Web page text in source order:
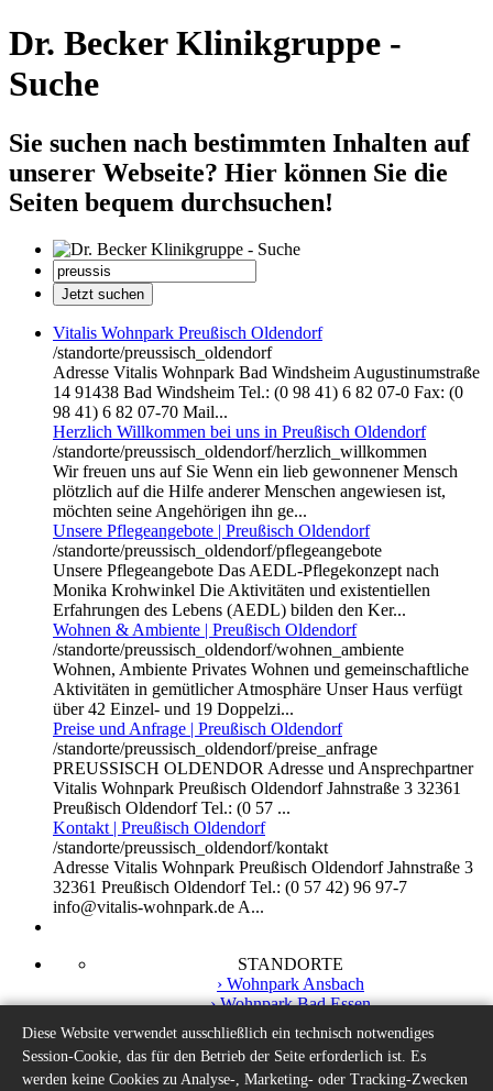
Dr. Becker Klinikgruppe -
Suche
Sie suchen nach bestimmten Inhalten auf
unserer Webseite? Hier können Sie die
Seiten bequem durchsuchen!
Vitalis Wohnpark Preußisch Oldendorf
/standorte/preussisch_oldendorf
Adresse Vitalis Wohnpark Bad Windsheim Augustinumstraße
14 91438 Bad Windsheim Tel.: (0 98 41) 6 82 07-0 Fax: (0
98 41) 6 82 07-70 Mail...
Herzlich Willkommen bei uns in Preußisch Oldendorf
/standorte/preussisch_oldendorf/herzlich_willkommen
Wir freuen uns auf Sie Wenn ein lieb gewonnener Mensch
plötzlich auf die Hilfe anderer Menschen angewiesen ist,
möchten seine Angehörigen ihn ge...
Unsere Pflegeangebote | Preußisch Oldendorf
/standorte/preussisch_oldendorf/pflegeangebote
Unsere Pflegeangebote Das AEDL-Pflegekonzept nach
Monika Krohwinkel Die Aktivitäten und existentiellen
Erfahrungen des Lebens (AEDL) bilden den Ker...
Wohnen & Ambiente | Preußisch Oldendorf
/standorte/preussisch_oldendorf/wohnen_ambiente
Wohnen, Ambiente Privates Wohnen und gemeinschaftliche
Aktivitäten in gemütlicher Atmosphäre Unser Haus verfügt
über 42 Einzel- und 19 Doppelzi...
Preise und Anfrage | Preußisch Oldendorf
/standorte/preussisch_oldendorf/preise_anfrage
PREUSSISCH OLDENDOR Adresse und Ansprechpartner
Vitalis Wohnpark Preußisch Oldendorf Jahnstraße 3 32361
Preußisch Oldendorf Tel.: (0 57 ...
Kontakt | Preußisch Oldendorf
/standorte/preussisch_oldendorf/kontakt
Adresse Vitalis Wohnpark Preußisch Oldendorf Jahnstraße 3
32361 Preußisch Oldendorf Tel.: (0 57 42) 96 97-7
info@vitalis-wohnpark.de A...
STANDORTE
› Wohnpark Ansbach
› Wohnpark Bad Essen
› Wohnpark Bad Windsheim
› Wohnpark Preußisch Oldendorf
› Tagestreff Preußisch Oldendorf
SERVICES
Diese Website verwendet ausschließlich ein technisch notwendiges
Session-Cookie, das für den Betrieb der Seite erforderlich ist. Es
werden keine Cookies zu Analyse-, Marketing- oder Tracking-Zwecken